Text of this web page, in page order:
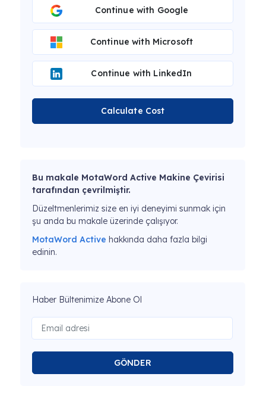
Continue with Google
Continue with Microsoft
Continue with LinkedIn
Calculate Cost
Bu makale MotaWord Active Makine Çevirisi
tarafından çevrilmiştir.
Düzeltmenlerimiz size en iyi deneyimi sunmak için
şu anda bu makale üzerinde çalışıyor.
MotaWord Active hakkında daha fazla bilgi
edinin.
Haber Bültenimize Abone Ol
GÖNDER